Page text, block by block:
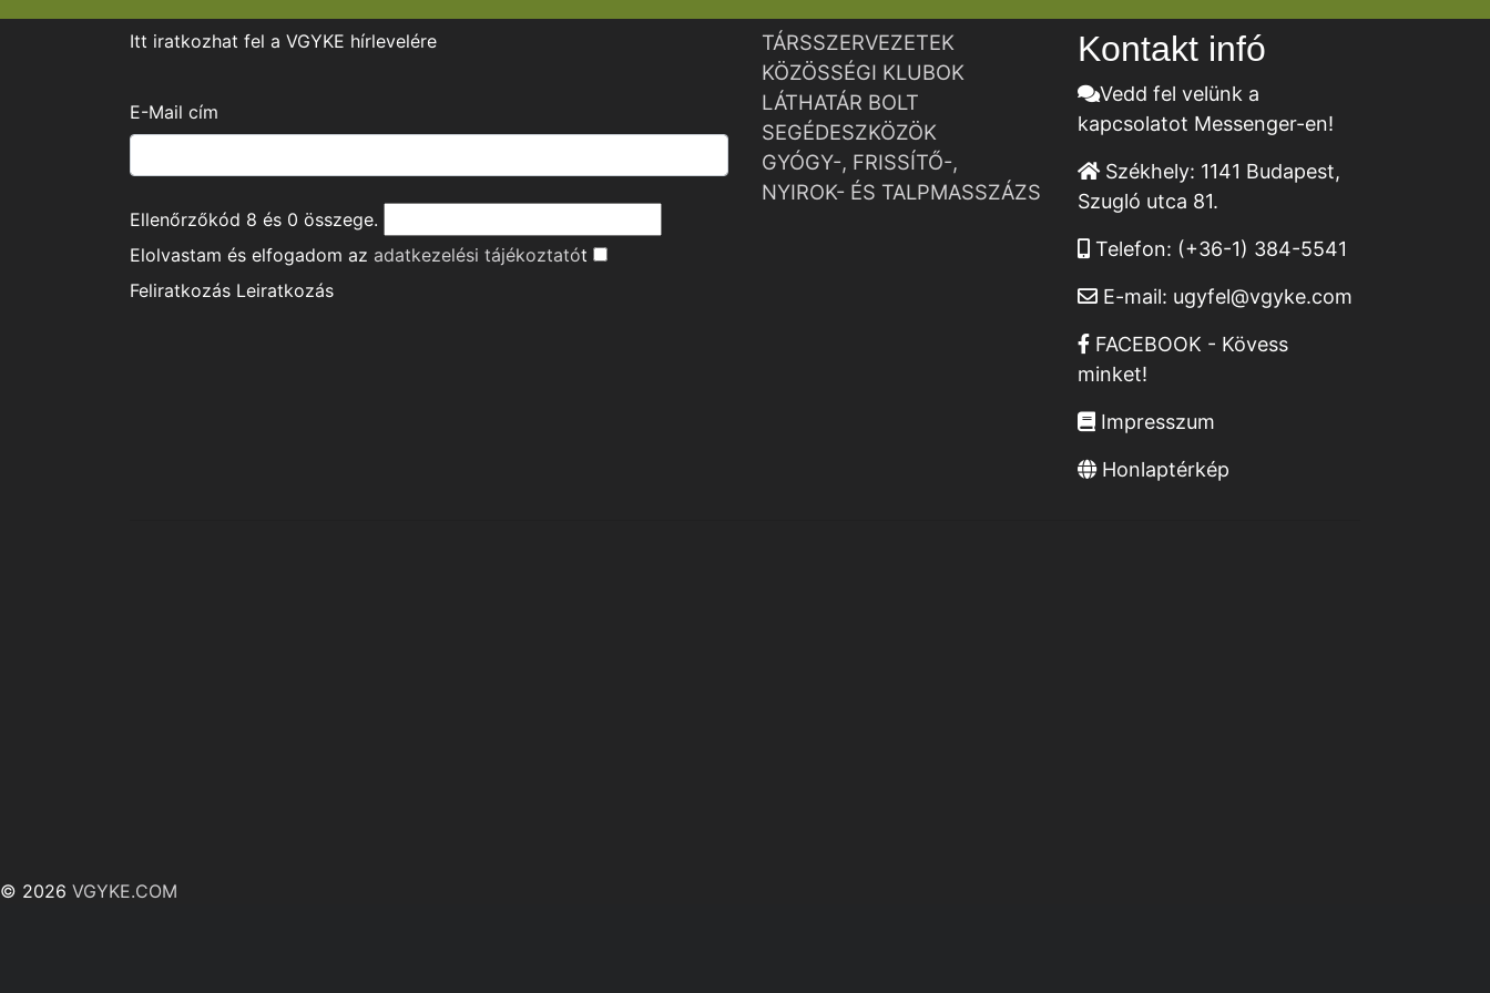
Itt iratkozhat fel a VGYKE hírlevelére
E-Mail cím
Ellenőrzőkód 8 és 0 összege.
Elolvastam és elfogadom az adatkezelési tájékoztatót
Feliratkozás Leiratkozás
TÁRSSZERVEZETEK
KÖZÖSSÉGI KLUBOK
LÁTHATÁR BOLT
SEGÉDESZKÖZÖK
GYÓGY-, FRISSÍTŐ-,
NYIROK- ÉS TALPMASSZÁZS
Kontakt infó
Vedd fel velünk a
kapcsolatot Messenger-en!
Székhely: 1141 Budapest,
Szugló utca 81.
Telefon: (+36-1) 384-5541
E-mail: ugyfel@vgyke.com
FACEBOOK - Kövess
minket!
Impresszum
Honlaptérkép
© 2026 VGYKE.COM